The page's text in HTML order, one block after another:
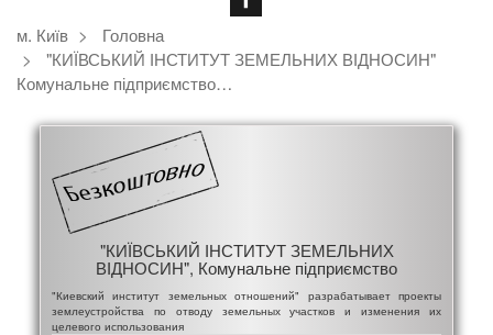
м. Київ
Головна
"КИЇВСЬКИЙ ІНСТИТУТ ЗЕМЕЛЬНИХ ВІДНОСИН"
Комунальне підприємство…
"КИЇВСЬКИЙ ІНСТИТУТ ЗЕМЕЛЬНИХ
ВІДНОСИН", Комунальне підприємство
"Киевский институт земельных отношений" разрабатывает проекты
землеустройства по отводу земельных участков и изменения их
целевого использования